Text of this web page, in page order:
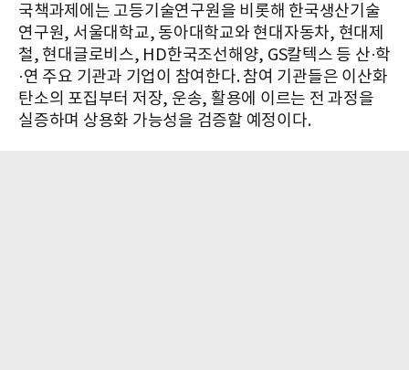
국책과제에는 고등기술연구원을 비롯해 한국생산기술
연구원, 서울대학교, 동아대학교와 현대자동차, 현대제
철, 현대글로비스, HD한국조선해양, GS칼텍스 등 산·학
·연 주요 기관과 기업이 참여한다. 참여 기관들은 이산화
탄소의 포집부터 저장, 운송, 활용에 이르는 전 과정을
실증하며 상용화 가능성을 검증할 예정이다.